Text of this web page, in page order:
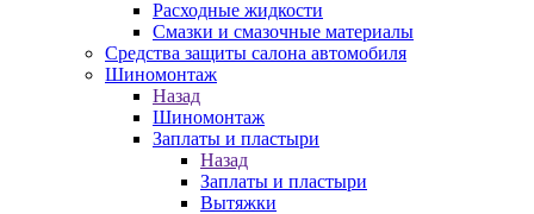
Расходные жидкости
Смазки и смазочные материалы
Средства защиты салона автомобиля
Шиномонтаж
Назад
Шиномонтаж
Заплаты и пластыри
Назад
Заплаты и пластыри
Вытяжки